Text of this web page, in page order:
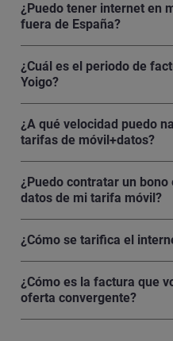
¿Puedo tener internet en
fuera de España?
¿Cuál es el periodo de
Yoigo?
¿A qué velocidad puedo
tarifas de móvil+datos?
¿Puedo contratar un
datos de mi tarifa móvil?
¿Cómo se tarifica el
¿Cómo es la factura que
oferta convergente?